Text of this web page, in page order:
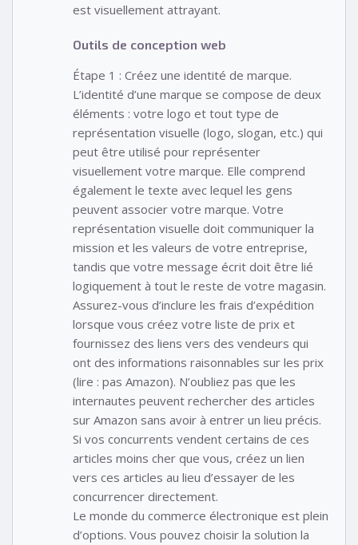
est visuellement attrayant.
Outils de conception web
Étape 1 : Créez une identité de marque.
L’identité d’une marque se compose de deux
éléments : votre logo et tout type de
représentation visuelle (logo, slogan, etc.) qui
peut être utilisé pour représenter
visuellement votre marque. Elle comprend
également le texte avec lequel les gens
peuvent associer votre marque. Votre
représentation visuelle doit communiquer la
mission et les valeurs de votre entreprise,
tandis que votre message écrit doit être lié
logiquement à tout le reste de votre magasin.
Assurez-vous d’inclure les frais d’expédition
lorsque vous créez votre liste de prix et
fournissez des liens vers des vendeurs qui
ont des informations raisonnables sur les prix
(lire : pas Amazon). N’oubliez pas que les
internautes peuvent rechercher des articles
sur Amazon sans avoir à entrer un lieu précis.
Si vos concurrents vendent certains de ces
articles moins cher que vous, créez un lien
vers ces articles au lieu d’essayer de les
concurrencer directement.
Le monde du commerce électronique est plein
d’options. Vous pouvez choisir la solution la